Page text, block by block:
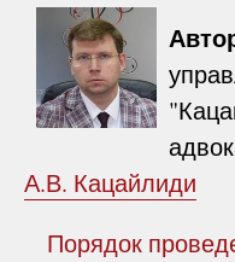
А.В. Кацайлиди
Порядок